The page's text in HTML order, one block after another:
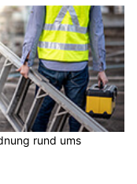
rund ums